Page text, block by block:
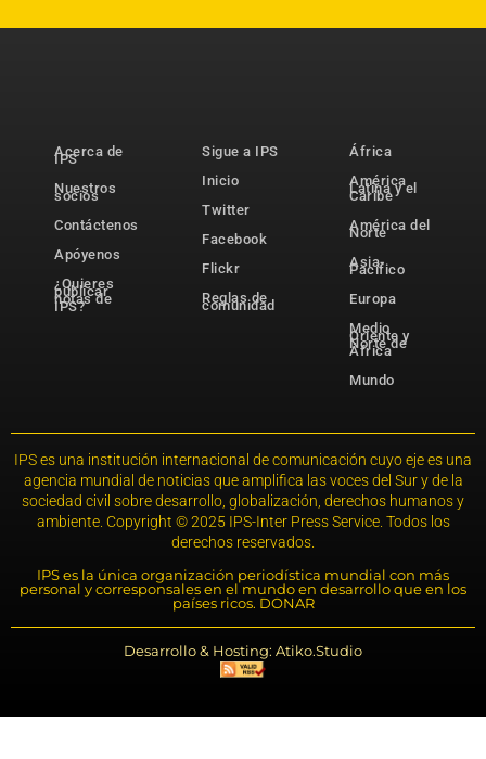
Acerca de
IPS
Nuestros
socios
Contáctenos
Apóyenos
¿Quieres
publicar
notas de
IPS?
Sigue a IPS
Inicio
Twitter
Facebook
Flickr
Reglas de
comunidad
África
América
Latina y el
Caribe
América del
Norte
Asia-
Pacífico
Europa
Medio
Oriente y
Norte de
África
Mundo
IPS es una institución internacional de comunicación cuyo eje es una
agencia mundial de noticias que amplifica las voces del Sur y de la
sociedad civil sobre desarrollo, globalización, derechos humanos y
ambiente. Copyright © 2025 IPS-Inter Press Service. Todos los
derechos reservados.
IPS es la única organización periodística mundial con más
personal y corresponsales en el mundo en desarrollo que en los
países ricos. DONAR
Desarrollo & Hosting: Atiko.Studio